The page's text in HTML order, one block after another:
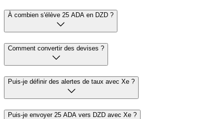
À combien s'élève 25 ADA en DZD ?
Comment convertir des devises ?
Puis-je définir des alertes de taux avec Xe ?
Puis-je envoyer 25 ADA vers DZD avec Xe ?